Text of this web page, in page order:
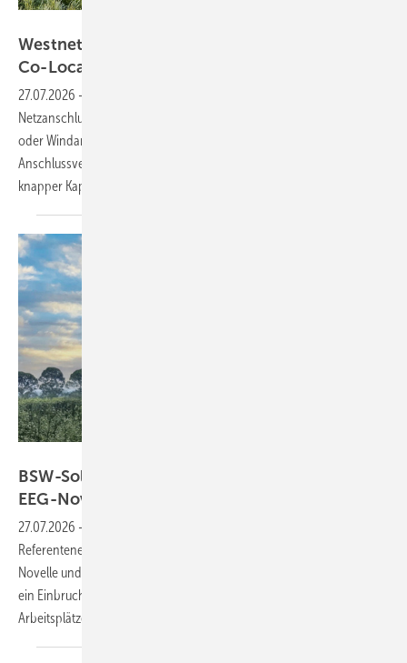
Westnetz erleichtert Netzanschluss für
Co-Located-Batteriespeicher
27.07.2026 -
Netzanschluss für Batteriespeicher, die gemeinsam mit einer Solar-
oder Windanlage betrieben werden. Eine neue flexible
Anschlussvereinbarung soll den Prozess beschleunigen – trotz
knapper Kapazitäten.
BSW-Solar warnt vor Markteinbruch durch
EEG-Novelle
27.07.2026 -
Referentenentwürfe des Bundeswirtschaftsministeriums zur EEG-
Novelle und zum Netzpaket. Aus Sicht des Verbandes drohen ab 2027
ein Einbruch des Photovoltaikausbaus und der Verlust Zehntausender
Arbeitsplätze.